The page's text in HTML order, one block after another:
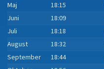
Maj
18:15
Juni
18:09
Juli
18:18
August
18:32
September
18:44